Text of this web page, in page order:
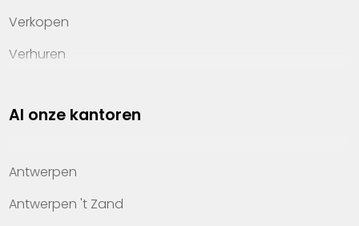
Verkopen
Verhuren
Property management
Kennis van wonen
Kantoren
Al onze kantoren
Antwerpen
Antwerpen 't Zand